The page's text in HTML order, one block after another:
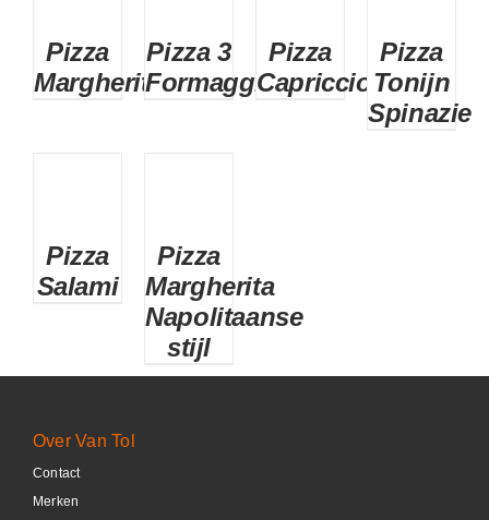
Contact
DETAILS
Pizza
MargheritaDETAILS
Pizza 3
Formaggi
DETAILS
Pizza
CapricciosaDETAILS
Pizza
Tonijn
Spinazie
DETAILS
Pizza
Salami
DETAILS
Pizza
Margherita
Napolitaanse
stijl
Over Van Tol
Contact
Merken